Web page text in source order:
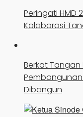
Peringati HMD
Kolaborasi
Berkat Tangan
Dibangun